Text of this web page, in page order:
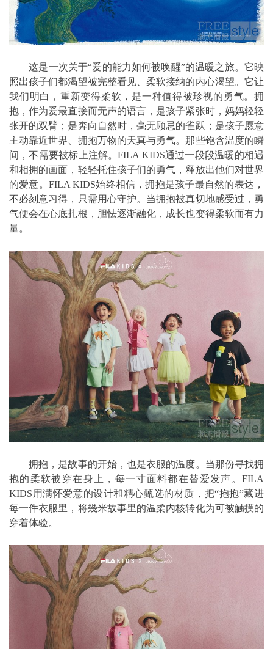
这是一次关于“爱的能力如何被唤醒”的温暖之旅。它映
照出孩子们都渴望被完整看见、柔软接纳的内心渴望。它让
我们明白，重新变得柔软，是一种值得被珍视的勇气。拥
抱，作为爱最直接而无声的语言，是孩子紧张时，妈妈轻轻
张开的双臂；是奔向自然时，毫无顾忌的雀跃；是孩子愿意
主动靠近世界、拥抱万物的天真与勇气。那些饱含温度的瞬
间，不需要被标上注解。FILA KIDS通过一段段温暖的相遇
和相拥的画面，轻轻托住孩子们的勇气，释放出他们对世界
的爱意。FILA KIDS始终相信，拥抱是孩子最自然的表达，
不必刻意习得，只需用心守护。当拥抱被真切地感受过，勇
气便会在心底扎根，胆怯逐渐融化，成长也变得柔软而有力
量。
拥抱，是故事的开始，也是衣服的温度。当那份寻找拥
抱的柔软被穿在身上，每一寸面料都在替爱发声。FILA
KIDS用满怀爱意的设计和精心甄选的材质，把“抱抱”藏进
每一件衣服里，将幾米故事里的温柔内核转化为可被触摸的
穿着体验。